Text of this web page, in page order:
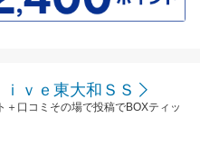
ｖｅ東大和ＳＳ
＋口コミその場で投稿でBOXティッ